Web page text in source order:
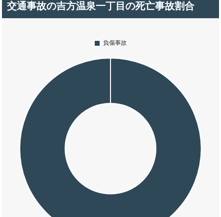
交通事故の吉方温泉一丁目の死亡事故割合